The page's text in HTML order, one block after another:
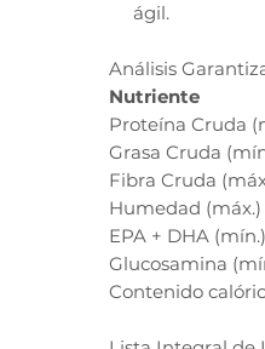
ágil.
Análisis
Nutriente
Proteína Cruda
Grasa Cruda
Fibra Cruda
Humedad (máx.)
EPA + DHA (mín.)
Glucosamina
Contenido